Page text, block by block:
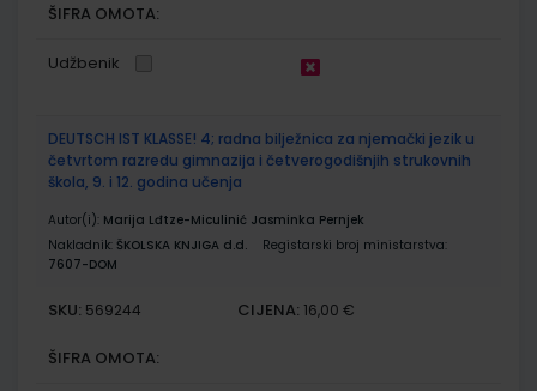
ŠIFRA OMOTA:
Udžbenik
DEUTSCH IST KLASSE! 4; radna bilježnica za njemački jezik u
četvrtom razredu gimnazija i četverogodišnjih strukovnih
škola, 9. i 12. godina učenja
Autor(i): Marija Lđtze-Miculinić Jasminka Pernjek
Nakladnik: ŠKOLSKA KNJIGA d.d.
Registarski broj ministarstva:
7607-DOM
SKU: 569244 CIJENA: 16,00 €
ŠIFRA OMOTA: